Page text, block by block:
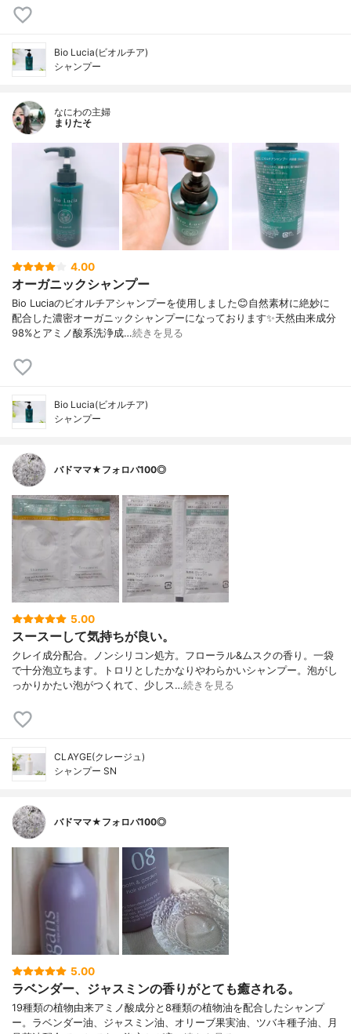
Bio Lucia(ビオルチア)
シャンプー
なにわの主婦
まりたそ
4.00
オーガニックシャンプー
Bio Luciaのビオルチアシャンプーを使用しました😊自然素材に絶妙に
配合した濃密オーガニックシャンプーになっております✨天然由来成分
98%とアミノ酸系洗浄成…続きを見る
Bio Lucia(ビオルチア)
シャンプー
バドママ★フォロバ100◎
5.00
スースーして気持ちが良い。
クレイ成分配合。ノンシリコン処方。フローラル&ムスクの香り。一袋
で十分泡立ちます。トロリとしたかなりやわらかいシャンプー。泡がし
っかりかたい泡がつくれて、少しス…続きを見る
CLAYGE(クレージュ)
シャンプー SN
バドママ★フォロバ100◎
5.00
ラベンダー、ジャスミンの香りがとても癒される。
19種類の植物由来アミノ酸成分と8種類の植物油を配合したシャンプ
ー。ラベンダー油、ジャスミン油、オリーブ果実油、ツバキ種子油、月